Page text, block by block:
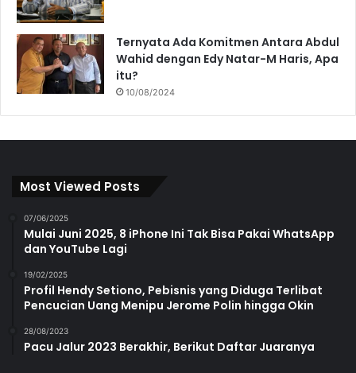
Ternyata Ada Komitmen Antara Abdul
Wahid dengan Edy Natar-M Haris, Apa
itu?
10/08/2024
Most Viewed Posts
07/06/2025
Mulai Juni 2025, 8 iPhone Ini Tak Bisa Pakai WhatsApp
dan YouTube Lagi
19/02/2025
Profil Hendy Setiono, Pebisnis yang Diduga Terlibat
Pencucian Uang Menipu Jerome Polin hingga Okin
28/08/2023
Pacu Jalur 2023 Berakhir, Berikut Daftar Juaranya